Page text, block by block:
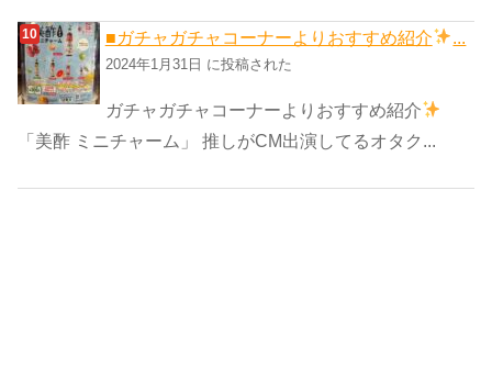
■ガチャガチャコーナーよりおすすめ紹介 ...
2024年1月31日 に投稿された
ガチャガチャコーナーよりおすすめ紹介
「美酢 ミニチャーム」 推しがCM出演してるオタク...